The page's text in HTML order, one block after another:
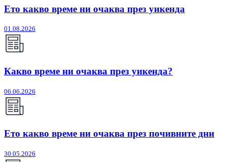
Ето какво време ни очаква през уикенда
01.08.2026
Какво време ни очаква през уикенда?
06.06.2026
Ето какво време ни очаква през почивните дни
30.05.2026